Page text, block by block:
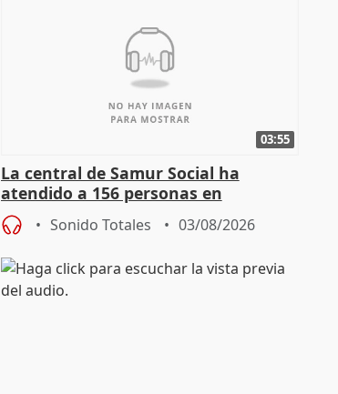
03:55
La central de Samur Social ha
atendido a 156 personas en
situación de calle durante Campaña
de CalorSonido Totales 03/08/2026